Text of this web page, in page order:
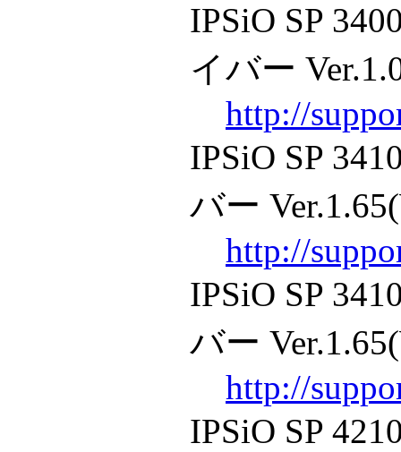
IPSiO SP
イバー
http://
IPSiO SP
バー
http://
IPSiO SP
バー
http://
IPSiO SP